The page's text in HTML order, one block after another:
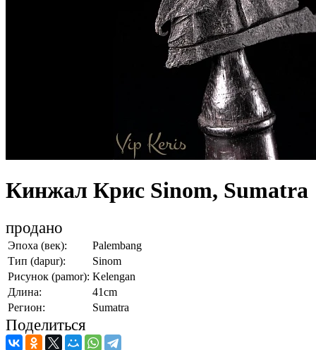
Кинжал Крис Sinom, Sumatra
продано
Эпоха (век):
Palembang
Тип (dapur):
Sinom
Рисунок (pamor): Kelengan
Длина:
41cm
Регион:
Sumatra
Поделиться